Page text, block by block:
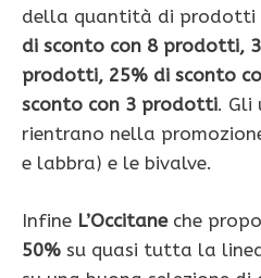
della quantità di prodotti
di sconto con 8 prodotti,
prodotti, 25% di sconto
sconto con 3 prodotti. Gli
rientrano nella
e labbra) e le bivalve.
Infine L’Occitane che
50% su quasi tutta la